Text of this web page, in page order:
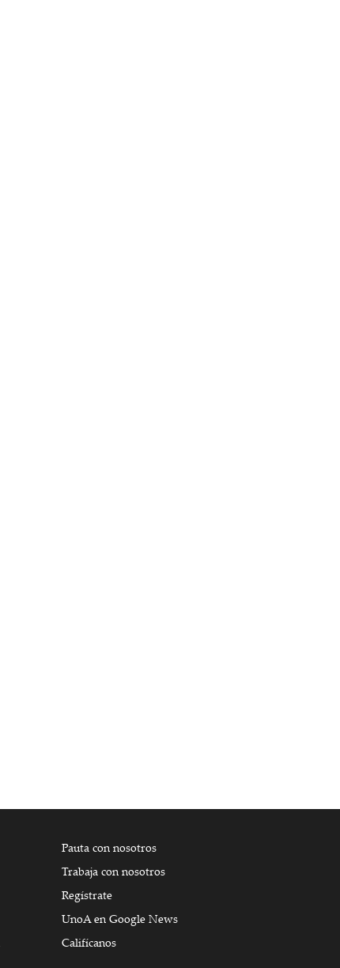
Pauta con nosotros
Trabaja con nosotros
Regístrate
UnoA en Google News
Califícanos